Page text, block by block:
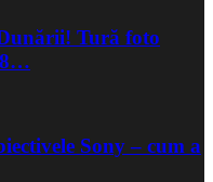
Tură foto
Sony – cum a